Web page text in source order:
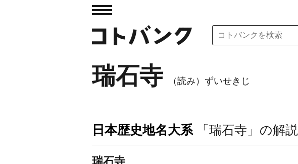
瑞石寺 （読み）ずいせきじ
日本歴史地名大系 「瑞石寺」の解説
瑞石寺